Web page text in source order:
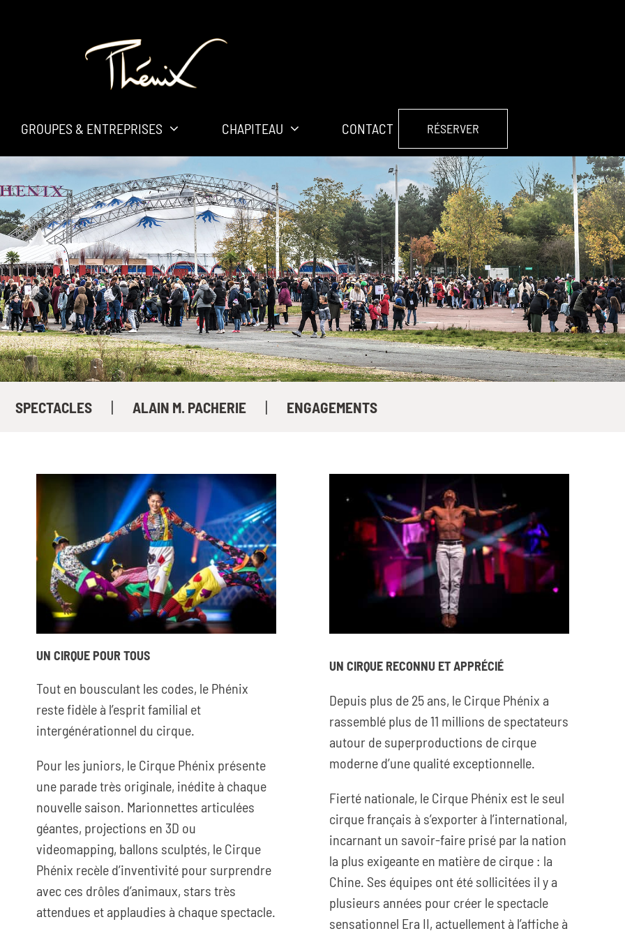
GROUPES & ENTREPRISES CHAPITEAU CONTACT RÉSERVER
SPECTACLES | ALAIN M. PACHERIE | ENGAGEMENTS
UN CIRQUE POUR TOUS
Tout en bousculant les codes, le Phénix
reste fidèle à l’esprit familial et
intergénérationnel du cirque.
Pour les juniors, le Cirque Phénix présente
une parade très originale, inédite à chaque
nouvelle saison. Marionnettes articulées
géantes, projections en 3D ou
videomapping, ballons sculptés, le Cirque
Phénix recèle d’inventivité pour surprendre
avec ces drôles d’animaux, stars très
attendues et applaudies à chaque spectacle.
UN CIRQUE RECONNU ET APPRÉCIÉ
Depuis plus de 25 ans, le Cirque Phénix a
rassemblé plus de 11 millions de spectateurs
autour de superproductions de cirque
moderne d’une qualité exceptionnelle.
Fierté nationale, le Cirque Phénix est le seul
cirque français à s’exporter à l’international,
incarnant un savoir-faire prisé par la nation
la plus exigeante en matière de cirque : la
Chine. Ses équipes ont été sollicitées il y a
plusieurs années pour créer le spectacle
sensationnel Era II, actuellement à l’affiche à